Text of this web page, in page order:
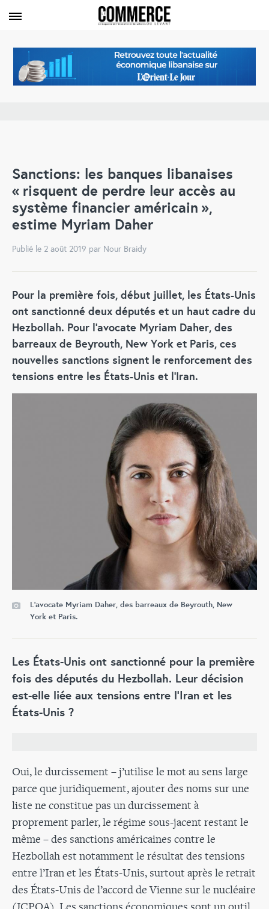
Sanctions: les banques libanaises
« risquent de perdre leur accès au
système financier américain »,
estime Myriam Daher
Publié le 2 août 2019 par Nour Braidy
Pour la première fois, début juillet, les États-Unis
ont sanctionné deux députés et un haut cadre du
Hezbollah. Pour l’avocate Myriam Daher, des
barreaux de Beyrouth, New York et Paris, ces
nouvelles sanctions signent le renforcement des
tensions entre les États-Unis et l’Iran.
L’avocate Myriam Daher, des barreaux de Beyrouth, New
York et Paris.
Les États-Unis ont sanctionné pour la première
fois des députés du Hezbollah. Leur décision
est-elle liée aux tensions entre l’Iran et les
États-Unis ?
Oui, le durcissement – j’utilise le mot au sens large
parce que juridiquement, ajouter des noms sur une
liste ne constitue pas un durcissement à
proprement parler, le régime sous-jacent restant le
même – des sanctions américaines contre le
Hezbollah est notamment le résultat des tensions
entre l’Iran et les États-Unis, surtout après le retrait
des États-Unis de l’accord de Vienne sur le nucléaire